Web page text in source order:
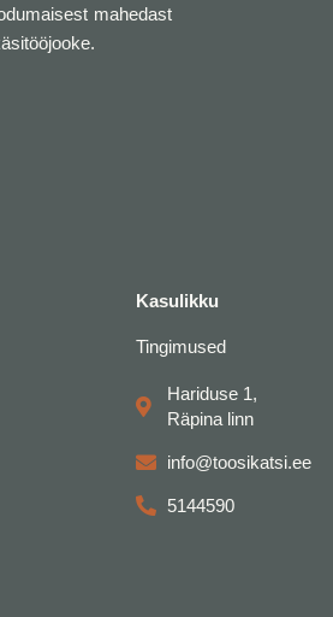
mahedast
Kasulikku
Tingimused
Hariduse 1,
Räpina linn
info@toosikatsi.ee
5144590